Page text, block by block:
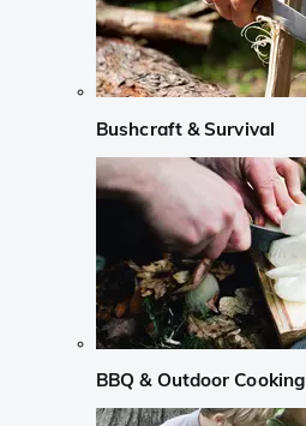
Bushcraft & Survival
BBQ & Outdoor Cooking